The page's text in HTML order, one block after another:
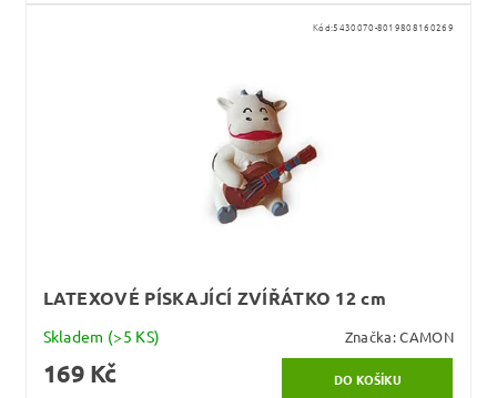
Kód:5430070-8019808160269
LATEXOVÉ PÍSKAJÍCÍ ZVÍŘÁTKO 12 cm
Skladem (>5 KS) Značka:CAMON
169 Kč